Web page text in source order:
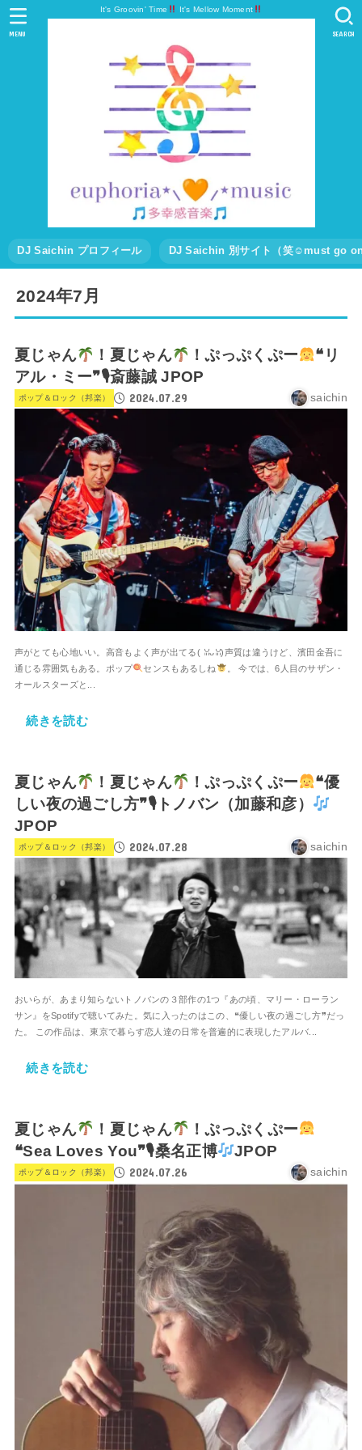
It's Groovin' Time It's Mellow Moment
DJ Saichin プロフィール DJ Saichin 別サイト（笑☺must go
SEARCH
MENU
2024年7月
夏じゃん ！夏じゃん ！ぷっぷくぷー
❝リ
アル・ミー❞🎙斎藤誠 JPOP
ポップ＆ロック（邦楽） 2024.07.29 saichin
声がとても心地いい。高音もよく声が出てる(⁠ ⁠ꈍ⁠ᴗ⁠ꈍ⁠)声質は違うけど、濱田金吾に
通じる雰囲気もある。ポップ
センスもあるしね
。 今では、6人目のサザン・
オールスターズと...
続きを読む
夏じゃん ！夏じゃん ！ぷっぷくぷー
❝優
しい夜の過ごし方❞🎙トノバン（加藤和彦）
JPOP
ポップ＆ロック（邦楽） 2024.07.28 saichin
おいらが、あまり知らないトノバンの３部作の1つ『あの頃、マリー・ローラン
サン』をSpotifyで聴いてみた。気に入ったのはこの、❝優しい夜の過ごし方❞だっ
た。 この作品は、東京で暮らす恋人達の日常を普遍的に表現したアルバ...
続きを読む
夏じゃん ！夏じゃん
！ぷっぷくぷー
❝Sea Loves You❞🎙桑名正博
JPOP
ポップ＆ロック（邦楽） 2024.07.26 saichin